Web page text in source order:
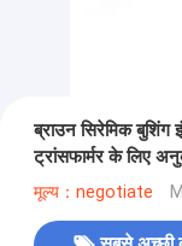
ब्राउन सिरेमिक बुशिंग
ट्रांसफार्मर के लिए
मूल्य：negotiate